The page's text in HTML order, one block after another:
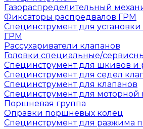
Газораспределительный
Фиксаторы распредвалов ГРМ
Специнструмент для установки
ГРМ
Рассухариватели клапанов
Головки специальные/
Специнструмент для шкивов и
Специнструмент для седел
Специнструмент для клапанов
Специнструмент для моторной
Поршневая группа
Оправки поршневых колец
Специнструмент для разжима